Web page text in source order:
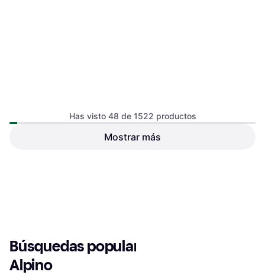
Scott Bastones Trail Running
negro amarillo (par) Black
Bastón de esquí de descenso,
Has visto 48 de 1522 productos
Mostrar más
Búsquedas populares en Esquí
Alpino